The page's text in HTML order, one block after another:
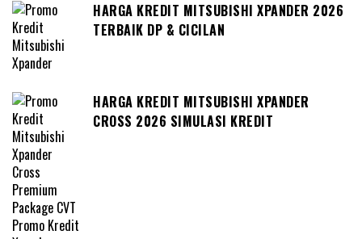
HARGA KREDIT MITSUBISHI XPANDER 2026
TERBAIK DP & CICILAN
HARGA KREDIT MITSUBISHI XPANDER
CROSS 2026 SIMULASI KREDIT